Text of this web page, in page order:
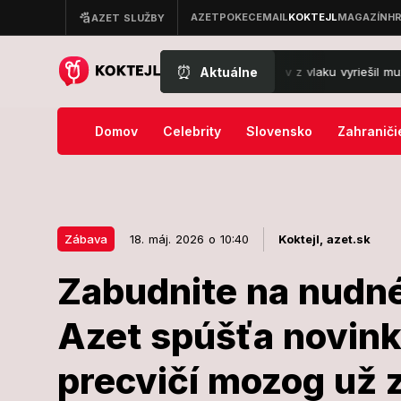
⏰ Aktuálne
vo Veľkých Levároch: Vyhadzov z vlaku vyriešil muž útekom
Domov Celebrity Slovensko
Zábava 18. máj. 2026 o 10:40 Koktejl, azet.sk
Zabudnite na
Azet spúšťa
precvičí mozog už
18. máj. 2026 o 10:40
Zabudnite